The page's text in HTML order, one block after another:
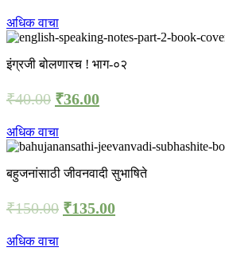
अधिक वाचा
इंग्रजी बोलणारच ! भाग-०२
₹40.00 ₹36.00
अधिक वाचा
बहुजनांसाठी जीवनवादी सुभाषिते
₹150.00 ₹135.00
अधिक वाचा